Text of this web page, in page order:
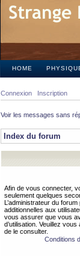
HOME
Connexion Inscription
Voir les messages sans
Index du forum
Afin de vous connecter,
seulement quelques
L’administrateur du
additionnelles aux
vous assurer que vous
d’utilisation. Veuillez
de le consulter.
Conditions